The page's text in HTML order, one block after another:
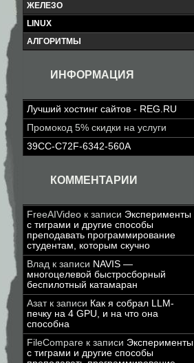
ЖЕЛЕЗО
LINUX
АЛГОРИТМЫ
ИНФОРМАЦИЯ
Лучший хостинг сайтов - REG.RU
Промокод 5% скидки на услуги
39CC-C72F-6342-560A
КОММЕНТАРИИ
FreeAIVideo к записи Эксперименты
с тиграми и другие способы
преподавать программирование
студентам, которым скучно
Влад к записи NAVIS —
многоцелевой быстросборный
беспилотный катамаран
Азатк записи Как я собрал LLM-
печку на 4 GPU, и на что она
способна
FileCompare к записи Эксперименты
с тиграми и другие способы